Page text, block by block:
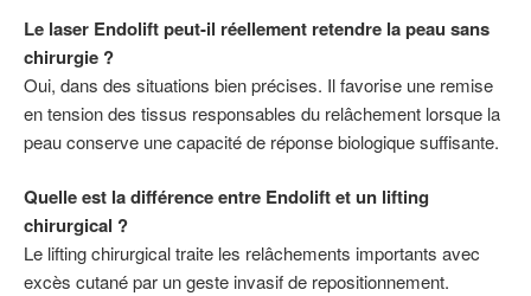
Le laser Endolift peut-il réellement retendre la peau sans
chirurgie ?
Oui, dans des situations bien précises. Il favorise une remise
en tension des tissus responsables du relâchement lorsque la
peau conserve une capacité de réponse biologique suffisante.
Quelle est la différence entre Endolift et un lifting
chirurgical ?
Le lifting chirurgical traite les relâchements importants avec
excès cutané par un geste invasif de repositionnement.